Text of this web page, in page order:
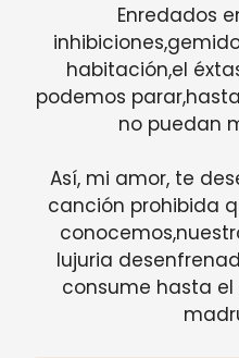
Enredados
habitación,el
podemos
no puedan
Así, mi amor, te
canción prohibida
lujuria
consume hasta